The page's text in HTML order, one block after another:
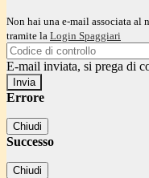
Non hai una e-mail associata al
tramite la Login Spaggiari
E-mail inviata, si prega di
Errore
Chiudi
Successo
Chiudi